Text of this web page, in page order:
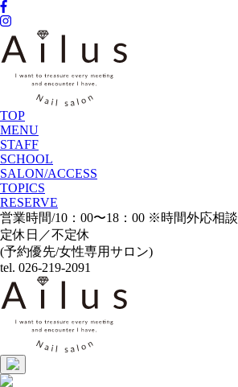
TOP
MENU
STAFF
SCHOOL
SALON/ACCESS
TOPICS
RESERVE
営業時間/10：00〜18：00 ※時間外応相談
定休日／不定休
(予約優先/女性専用サロン)
tel. 026-219-2091